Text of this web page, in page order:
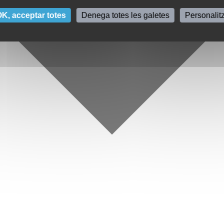
acceptar totes Denega totes les galetes